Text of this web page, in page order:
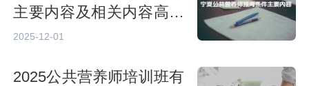
主要内容及相关内容高频
问答
2025-12-01
2025公共营养师培训班有